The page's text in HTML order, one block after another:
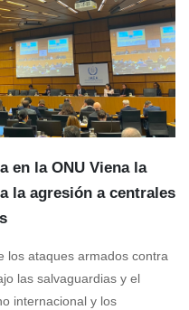
en la ONU Viena la
la agresión a centrales
los ataques armados contra
las salvaguardias y el
internacional y los